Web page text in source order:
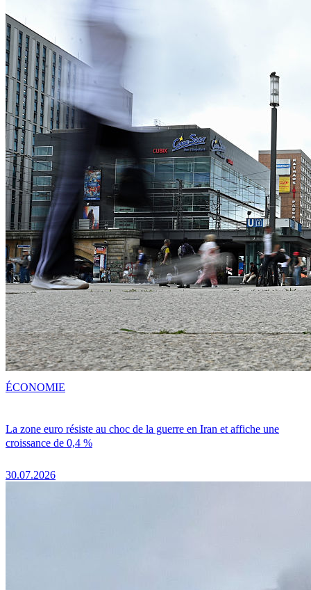
La zone euro résiste au choc de la guerre en Iran et affiche une
croissance de 0,4 %
30.07.2026
ÉCONOMIE